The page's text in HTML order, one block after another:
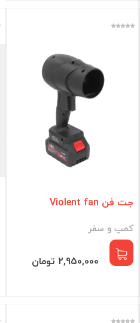
جت فن Violent fan
کمپ و سفر
2,950,000 تومان